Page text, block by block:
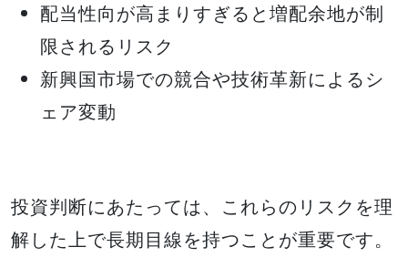
配当性向が高まりすぎると増配余地が制
限されるリスク
新興国市場での競合や技術革新によるシ
ェア変動
投資判断にあたっては、これらのリスクを理
解した上で長期目線を持つことが重要です。